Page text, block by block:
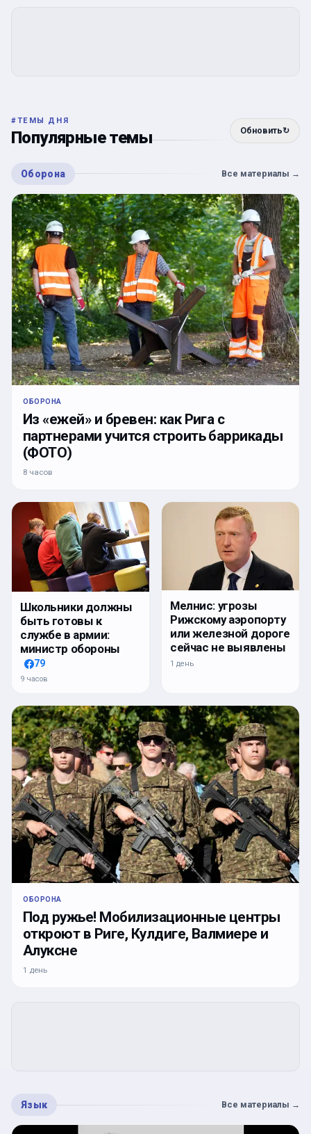
#ТЕМЫ ДНЯ
Популярные темы Обновить↻
Оборона Все материалы →
ОБОРОНА
Из «ежей» и бревен: как Рига с
партнерами учится строить баррикады
(ФОТО)
8 часов
Школьники должны
быть готовы к
службе в армии:
министр обороны
79
9 часов
Мелнис: угрозы
Рижскому аэропорту
или железной дороге
сейчас не выявлены
1 день
ОБОРОНА
Под ружье! Мобилизационные центры
откроют в Риге, Кулдиге, Валмиере и
Алуксне
1 день
Язык Все материалы →